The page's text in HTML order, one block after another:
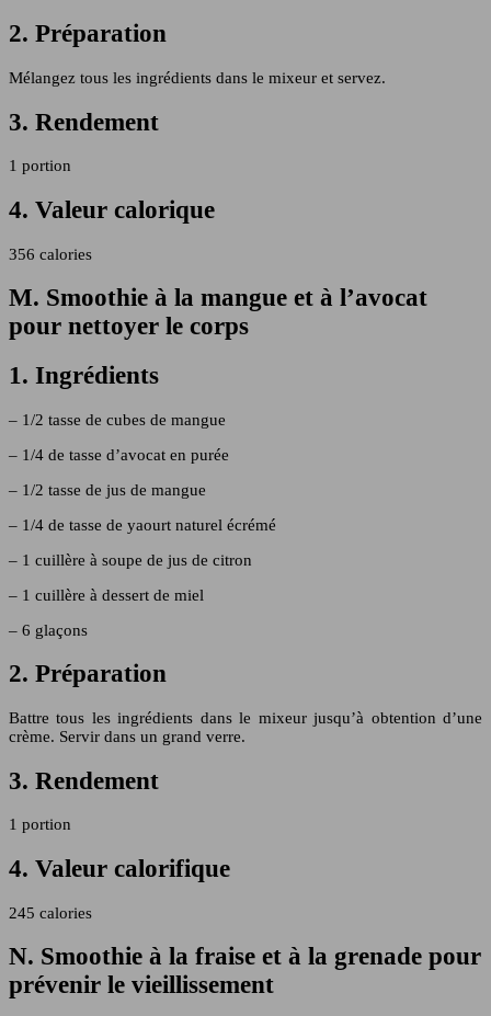
2. Préparation
Mélangez tous les ingrédients dans le mixeur et servez.
3. Rendement
1 portion
4. Valeur calorique
356 calories
M. Smoothie à la mangue et à l’avocat
pour nettoyer le corps
1. Ingrédients
– 1/2 tasse de cubes de mangue
– 1/4 de tasse d’avocat en purée
– 1/2 tasse de jus de mangue
– 1/4 de tasse de yaourt naturel écrémé
– 1 cuillère à soupe de jus de citron
– 1 cuillère à dessert de miel
– 6 glaçons
2. Préparation
Battre tous les ingrédients dans le mixeur jusqu’à obtention d’une
crème. Servir dans un grand verre.
3. Rendement
1 portion
4. Valeur calorifique
245 calories
N. Smoothie à la fraise et à la grenade pour
prévenir le vieillissement